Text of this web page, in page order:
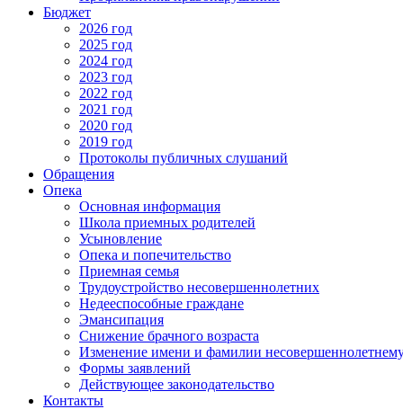
Бюджет
2026 год
2025 год
2024 год
2023 год
2022 год
2021 год
2020 год
2019 год
Протоколы публичных слушаний
Обращения
Опека
Основная информация
Школа приемных родителей
Усыновление
Опека и попечительство
Приемная семья
Трудоустройство несовершеннолетних
Недееспособные граждане
Эмансипация
Снижение брачного возраста
Изменение имени и фамилии
Формы заявлений
Действующее законодательство
Контакты